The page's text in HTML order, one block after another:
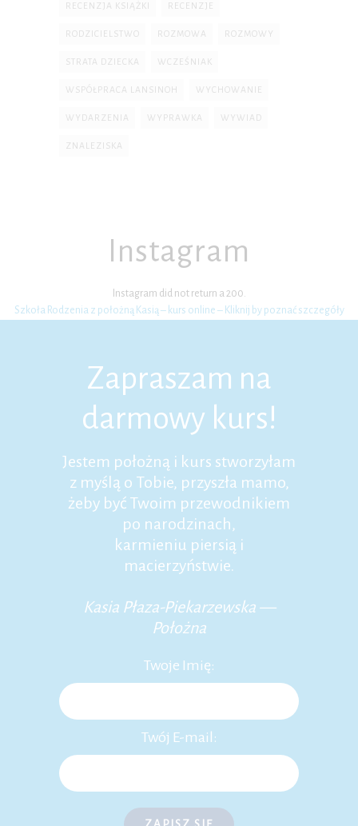
RECENZJA KSIĄŻKI RECENZJE
RODZICIELSTWO ROZMOWA ROZMOWY
STRATA DZIECKA WCZEŚNIAK
WSPÓŁPRACA LANSINOH WYCHOWANIE
WYDARZENIA WYPRAWKA WYWIAD
ZNALEZISKA
Instagram
Instagram did not return a 200.
Szkoła Rodzenia z położną Kasią – kurs online – Kliknij by poznać szczegóły
Zapraszam na
darmowy kurs!
Jestem położną i kurs stworzyłam
z myślą o Tobie, przyszła mamo,
żeby być Twoim przewodnikiem
po narodzinach,
karmieniu piersią i
macierzyństwie.
Kasia Płaza-Piekarzewska —
Położna
Twoje Imię:
Twój E-mail: